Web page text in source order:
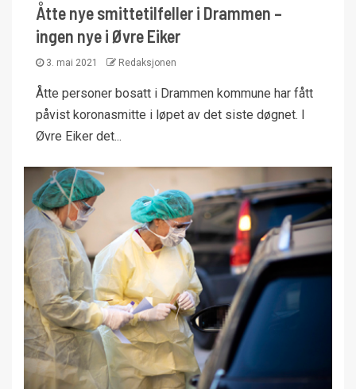
Åtte nye smittetilfeller i Drammen –
ingen nye i Øvre Eiker
3. mai 2021 Redaksjonen
Åtte personer bosatt i Drammen kommune har fått
påvist koronasmitte i løpet av det siste døgnet. I
Øvre Eiker det...